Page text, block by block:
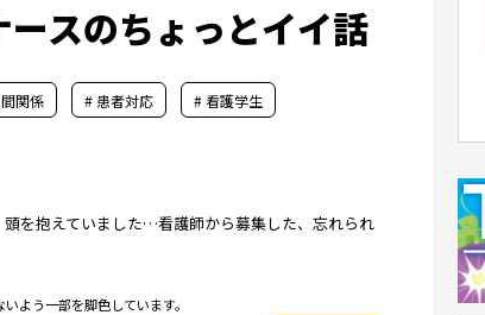
スのちょっとイイ話
関係 # 患者対応 # 看護学生
を抱えていました…看護師から募集した、忘れられ
よう一部を脚色しています。